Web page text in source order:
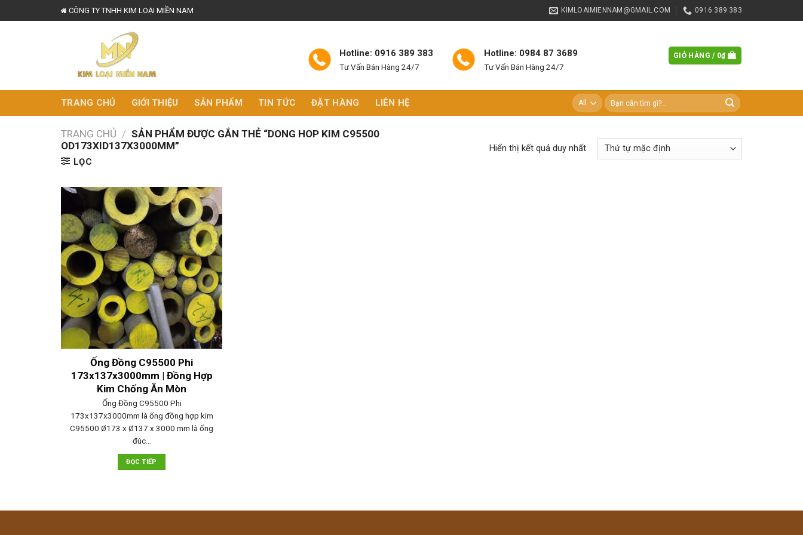
to
CÔNG TY TNHH KIM LOẠI MIỀN NAM KIMLOAIMIENNAM@GMAIL.COM 0916 389 383
Hotline: 0916 389 383
Tư Vấn Bán Hàng 24/7
Hotline: 0984 87 3689
Tư Vấn Bán Hàng 24/7
GIỎ HÀNG / 0₫
TRANG CHỦ GIỚI THIỆU SẢN PHẨM TIN TỨC ĐẶT HÀNG LIÊN HỆ
Tìm
kiếm:
TRANG CHỦ / SẢN PHẨM ĐƯỢC GẮN THẺ “DONG HOP KIM C95500
OD173XID137X3000MM”
LỌC
Hiển thị kết quả duy nhất
Ống Đồng C95500 Phi
173x137x3000mm | Đồng Hợp
Kim Chống Ăn Mòn
Ống Đồng C95500 Phi
173x137x3000mm là ống đồng hợp kim
C95500 Ø173 x Ø137 x 3000 mm là ống
đúc…
ĐỌC TIẾP